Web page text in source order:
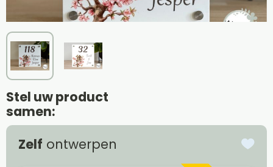
Stel uw product
samen:
Zelf ontwerpen